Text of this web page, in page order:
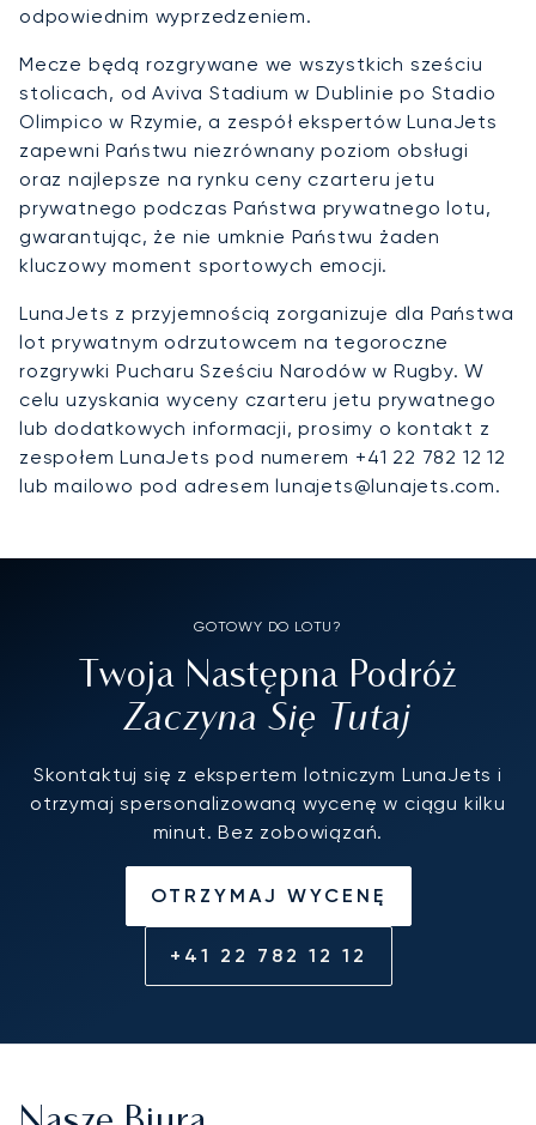
odpowiednim wyprzedzeniem.
Mecze będą rozgrywane we wszystkich sześciu
stolicach, od Aviva Stadium w Dublinie po Stadio
Olimpico w Rzymie, a zespół ekspertów LunaJets
zapewni Państwu niezrównany poziom obsługi
oraz najlepsze na rynku ceny czarteru jetu
prywatnego podczas Państwa prywatnego lotu,
gwarantując, że nie umknie Państwu żaden
kluczowy moment sportowych emocji.
LunaJets z przyjemnością zorganizuje dla Państwa
lot prywatnym odrzutowcem na tegoroczne
rozgrywki Pucharu Sześciu Narodów w Rugby. W
celu uzyskania wyceny czarteru jetu prywatnego
lub dodatkowych informacji, prosimy o kontakt z
zespołem LunaJets pod numerem +41 22 782 12 12
lub mailowo pod adresem lunajets@lunajets.com.
GOTOWY DO LOTU?
Twoja Następna Podróż
Zaczyna Się Tutaj
Skontaktuj się z ekspertem lotniczym LunaJets i
otrzymaj spersonalizowaną wycenę w ciągu kilku
minut. Bez zobowiązań.
OTRZYMAJ WYCENĘ
+41 22 782 12 12